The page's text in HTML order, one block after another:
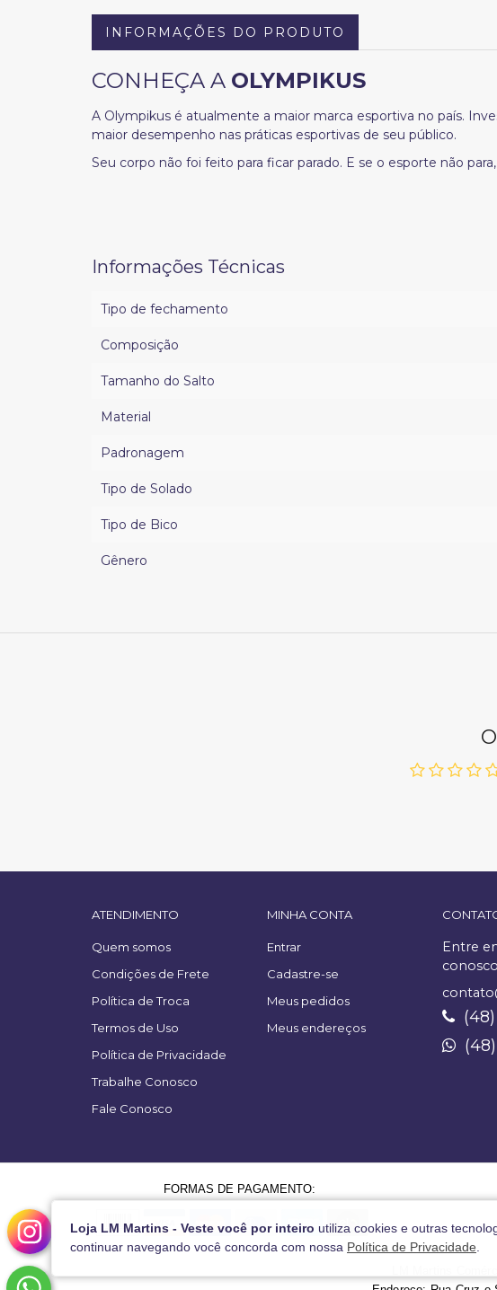
Loja LM Martins - Veste você por inteiro utiliza cookies e outras
continuar navegando você concorda com nossa Política de Privacidade
INFORMAÇÕES DO PRODUTO
CONHEÇA A OLYMPIKUS
A Olympikus é atualmente a maior marca esportiva no país.
maior desempenho nas práticas esportivas de seu público.
Seu corpo não foi feito para ficar parado. E se o esporte não
Informações Técnicas
Tipo de fechamento
Composição
Tamanho do Salto
Material
Padronagem
Tipo de Solado
Tipo de Bico
Gênero
ATENDIMENTO
Quem somos
Condições de Frete
Política de Troca
Termos de Uso
Política de Privacidade
Trabalhe Conosco
Fale Conosco
MINHA CONTA
Entrar
Cadastre-se
Meus pedidos
Meus endereços
Entre
conosco
FORMAS DE PAGAMENTO: